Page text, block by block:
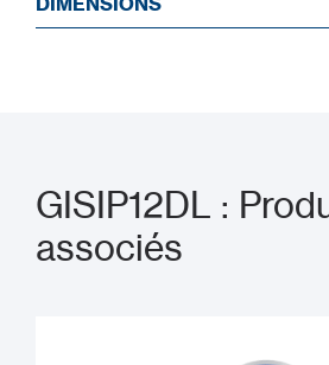
GISIP12DL :
associés